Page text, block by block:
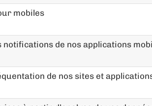
mobiles
de nos applications
de nos sites et